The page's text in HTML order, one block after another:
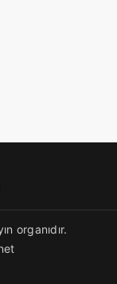
organıdır.